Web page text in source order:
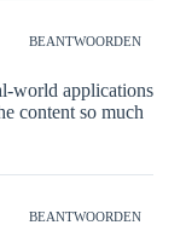
BEANTWOORDEN
world applications
content so much
BEANTWOORDEN